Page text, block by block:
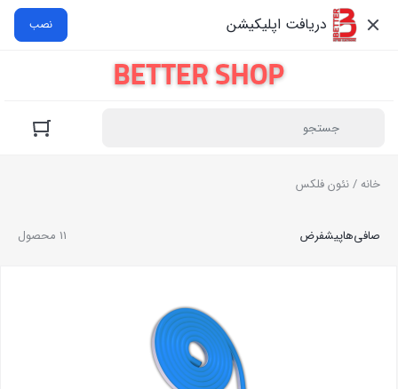
دریافت اپلیکیشن نصب
خانه/ نئون فلکس
11 محصول صافی‌هاپیشفرض